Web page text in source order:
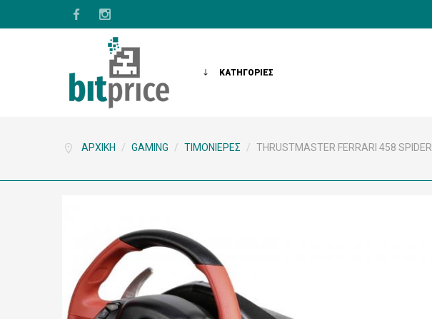
ΚΑΤΗΓΟΡΙΕΣ
ΑΡΧΙΚΉ / GAMING / ΤΙΜΟΝΙΈΡΕΣ / THRUSTMASTER FERRARI 458 SPIDER